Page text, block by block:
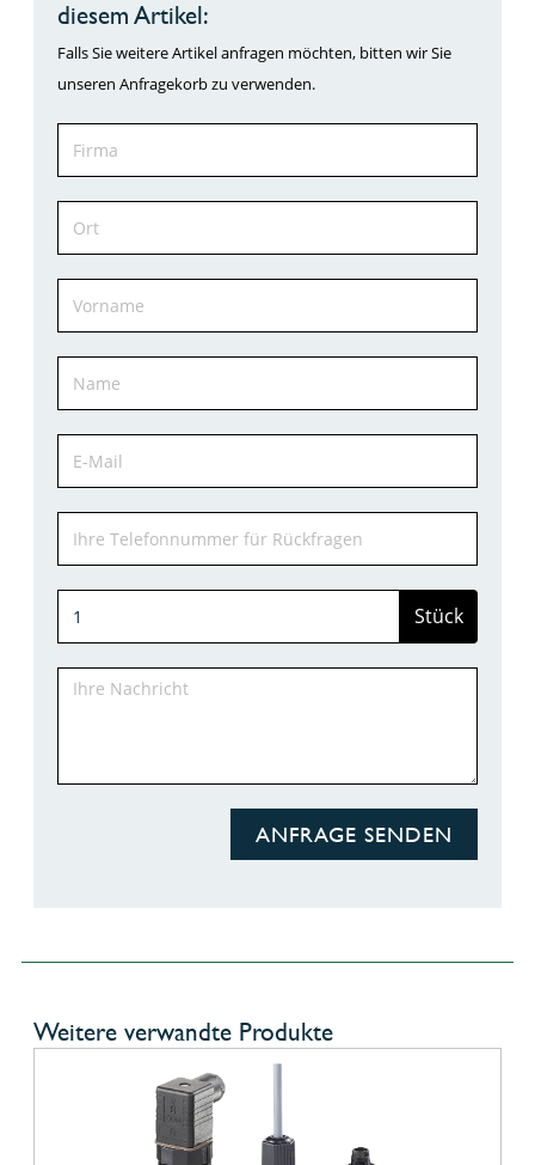
diesem Artikel:
Falls Sie weitere Artikel anfragen möchten, bitten wir Sie
unseren Anfragekorb zu verwenden.
Stück
ANFRAGE SENDEN
Weitere verwandte Produkte